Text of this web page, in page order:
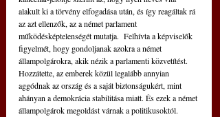
alakult ki a törvény elfogadása után, és így reagáltak rá
az azt ellenzők, az a német parlament
működésképtelenségét mutatja.  Felhívta a képviselők
figyelmét, hogy gondoljanak azokra a német
állampolgárokra, akik nézik a parlamenti közvetítést.
Hozzátette, az emberek közül legalább annyian
aggódnak az ország és a saját biztonságukért, mint
ahányan a demokrácia stabilitása miatt. És ezek a német
állampolgárok megoldást várnak a politikusoktól.